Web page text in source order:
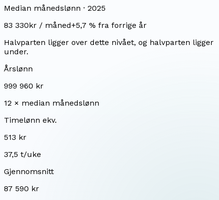
Median månedslønn · 2025
83 330kr / måned+5,7 % fra forrige år
Halvparten ligger over dette nivået, og halvparten ligger
under.
Årslønn
999 960 kr
12 × median månedslønn
Timelønn ekv.
513 kr
37,5 t/uke
Gjennomsnitt
87 590 kr